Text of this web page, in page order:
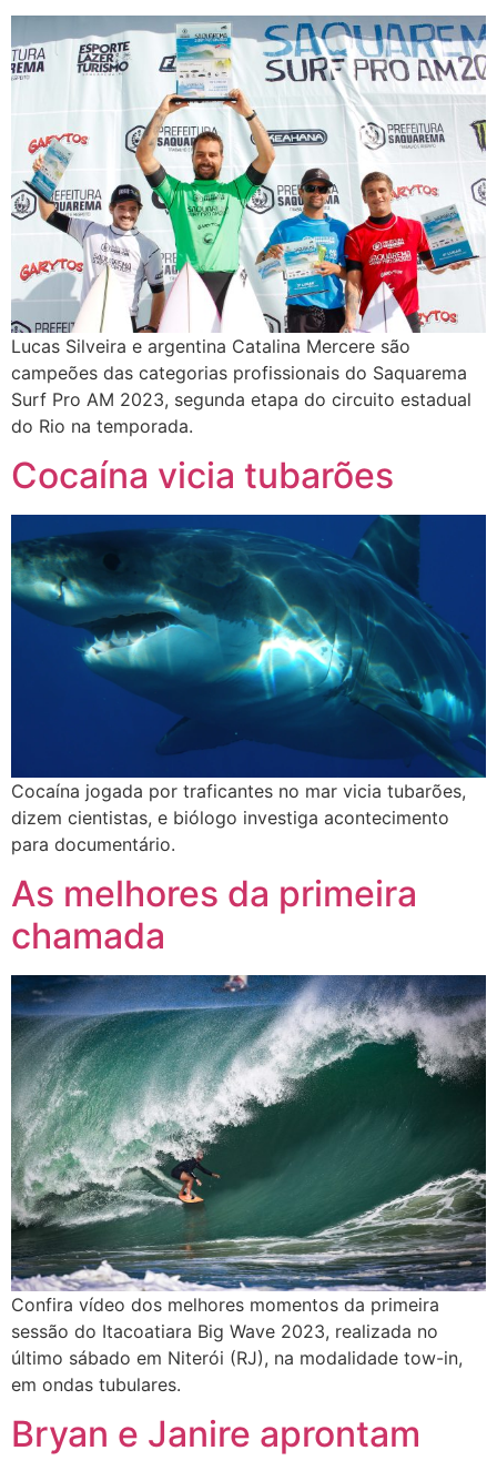
Lucas Silveira e argentina Catalina Mercere são
campeões das categorias profissionais do Saquarema
Surf Pro AM 2023, segunda etapa do circuito estadual
do Rio na temporada.
Cocaína vicia tubarões
Cocaína jogada por traficantes no mar vicia tubarões,
dizem cientistas, e biólogo investiga acontecimento
para documentário.
As melhores da primeira
chamada
Confira vídeo dos melhores momentos da primeira
sessão do Itacoatiara Big Wave 2023, realizada no
último sábado em Niterói (RJ), na modalidade tow-in,
em ondas tubulares.
Bryan e Janire aprontam